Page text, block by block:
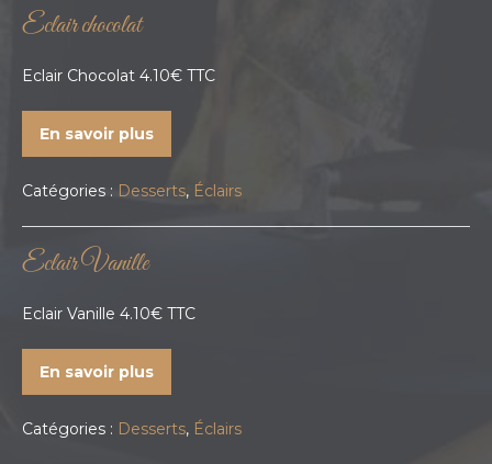
Eclair chocolat
Eclair Chocolat 4.10€ TTC
En savoir plus
Catégories : Desserts, Éclairs
Eclair Vanille
Eclair Vanille 4.10€ TTC
En savoir plus
Catégories : Desserts, Éclairs